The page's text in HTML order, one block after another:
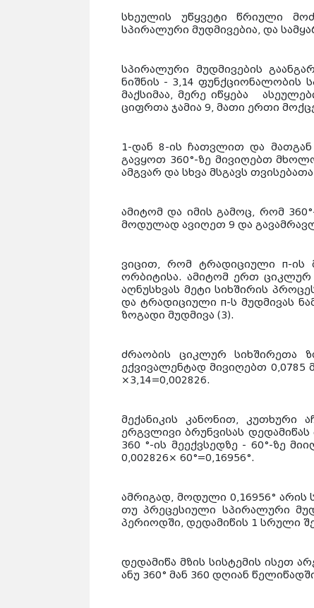
სხეულის უწყვეტი წრიული
სპირალური მუდმივებია, და
სპირალური მუდმივების
ნიშნის - 3,14 ფუნქციონალობის
მაქსიმაა, მერე იწყება
ციფრთა ჯამია 9, მათი ერთი
1-დან 8-ის ჩათვლით და
გავყოთ 360°-ზე მივიღებთ
ამგვარ და სხვა მსგავს
ამიტომ და იმის გამოც, რომ
მოდულად ავიღეთ 9 და
ვიცით, რომ ტრადიციული π-ის
ორბიტისა. ამიტომ ერთ ციკლურ
აღნუსხვას მეტი სიხშირის
და ტრადიციული π-ს მუდმივას
ზოგადი მუდმივა (3).
ძრაობის ციკლურ სიხშირეთა
ექვივალენტად მივიღებთ 0,0785
×3,14=0,002826.
მექანიკის კანონით, კუთხური
ერგვლივი ბრუნვისას
360 °-ის მეექვსედზე - 60°-ზე
0,002826× 60°=0,16956°.
ამრიგად, მოდული 0,16956° არის
თუ პრეცესიული სპირალური
პერიოდში, დედამიწის 1 სრული
დედამიწა მზის სისტემის ისეთ
ანუ 360° მან 360 დღიან